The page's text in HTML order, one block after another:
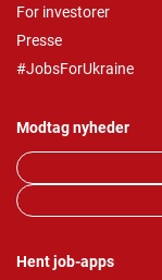
For investorer
Presse
#JobsForUkraine
Modtag nyheder
Hent job-apps